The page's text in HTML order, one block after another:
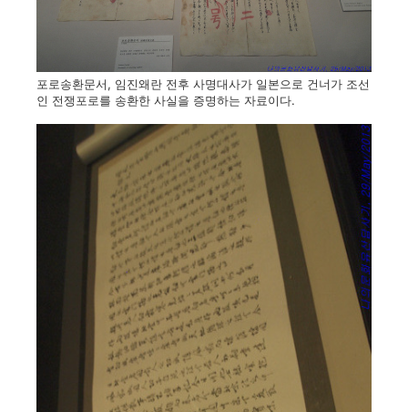
포로송환문서, 임진왜란 전후 사명대사가 일본으로 건너가 조선
인 전쟁포로를 송환한 사실을 증명하는 자료이다.